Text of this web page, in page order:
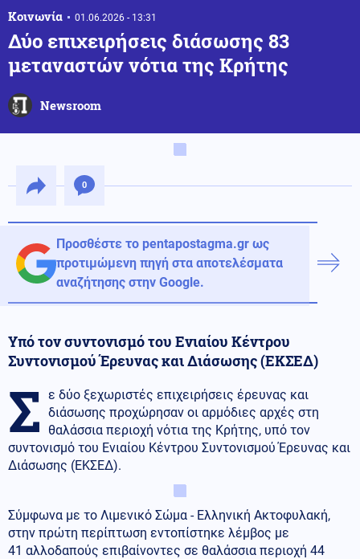
Κοινωνία 01.06.2026 - 13:31
Δύο επιχειρήσεις διάσωσης 83
μεταναστών νότια της Κρήτης
Newsroom
0
Προσθέστε το pentapostagma.gr ως
προτιμώμενη πηγή στα αποτελέσματα
αναζήτησης στην Google.
Υπό τον συντονισμό του Ενιαίου Κέντρου
Συντονισμού Έρευνας και Διάσωσης (ΕΚΣΕΔ)
Σ ε δύο ξεχωριστές επιχειρήσεις έρευνας και
διάσωσης προχώρησαν οι αρμόδιες αρχές στη
θαλάσσια περιοχή νότια της Κρήτης, υπό τον
συντονισμό του Ενιαίου Κέντρου Συντονισμού Έρευνας και
Διάσωσης (ΕΚΣΕΔ).
Σύμφωνα με το Λιμενικό Σώμα - Ελληνική Ακτοφυλακή,
στην πρώτη περίπτωση εντοπίστηκε λέμβος με
41 αλλοδαπούς επιβαίνοντες σε θαλάσσια περιοχή 44